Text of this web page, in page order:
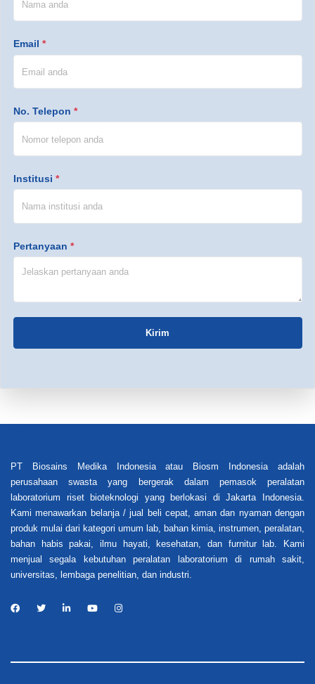
Email *
No. Telepon *
Institusi *
Pertanyaan *
Kirim
PT Biosains Medika Indonesia atau Biosm Indonesia adalah
perusahaan swasta yang bergerak dalam pemasok peralatan
laboratorium riset bioteknologi yang berlokasi di Jakarta Indonesia.
Kami menawarkan belanja / jual beli cepat, aman dan nyaman dengan
produk mulai dari kategori umum lab, bahan kimia, instrumen, peralatan,
bahan habis pakai, ilmu hayati, kesehatan, dan furnitur lab. Kami
menjual segala kebutuhan peralatan laboratorium di rumah sakit,
universitas, lembaga penelitian, dan industri.